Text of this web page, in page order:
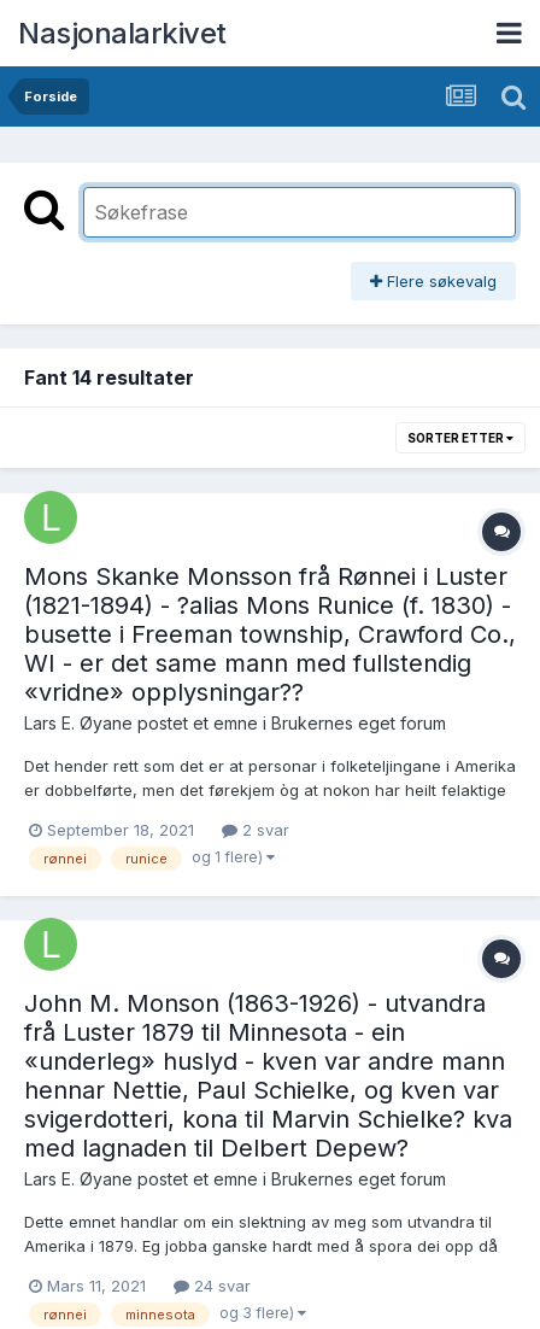
Nasjonalarkivet
Forside
Flere søkevalg
Fant 14 resultater
SORTER ETTER
Mons Skanke Monsson frå Rønnei i Luster
(1821-1894) - ?alias Mons Runice (f. 1830) -
busette i Freeman township, Crawford Co.,
WI - er det same mann med fullstendig
«vridne» opplysningar??
Lars E. Øyane postet et emne i Brukernes eget forum
Det hender rett som det er at personar i folketeljingane i Amerika
er dobbelførte, men det førekjem òg at nokon har heilt felaktige
ein slik huslyd og treng råd: Mons Skanke Monsson Rønnei, fødd
i Luster 25.11.1821 utvandra...
September 18, 2021 2 svar
rønnei runice og 1 flere)
John M. Monson (1863-1926) - utvandra
frå Luster 1879 til Minnesota - ein
«underleg» huslyd - kven var andre mann
hennar Nettie, Paul Schielke, og kven var
svigerdotteri, kona til Marvin Schielke? kva
med lagnaden til Delbert Depew?
Lars E. Øyane postet et emne i Brukernes eget forum
Dette emnet handlar om ein slektning av meg som utvandra til
Amerika i 1879. Eg jobba ganske hardt med å spora dei opp då
dei. Eg skreiv fleire gongar til Delbert Depew i Alameda, CA, men
fekk ikkje noko svar... Det har sær...
Mars 11, 2021 24 svar
rønnei minnesota og 3 flere)